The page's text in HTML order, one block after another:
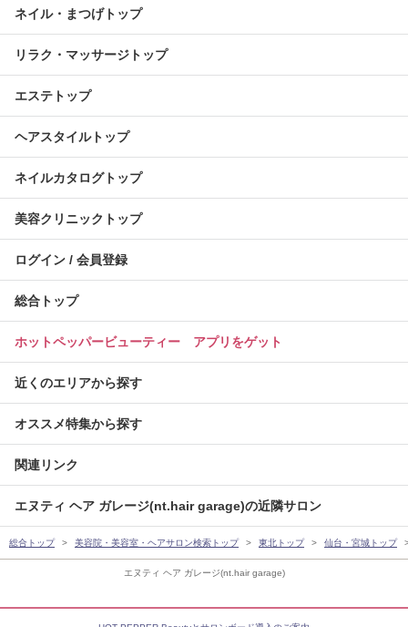
エヌティ ヘア ガレージ(nt.hair garage)
ネイル・まつげトップ
リラク・マッサージトップ
エステトップ
ヘアスタイルトップ
ネイルカタログトップ
美容クリニックトップ
ログイン / 会員登録
総合トップ
ホットペッパービューティー アプリをゲット
近くのエリアから探す
オススメ特集から探す
関連リンク
エヌティ ヘア ガレージ(nt.hair garage)の近隣サロン
総合トップ 美容院・美容室・ヘアサロン検索トップ 東北トップ 仙台・宮城トップ